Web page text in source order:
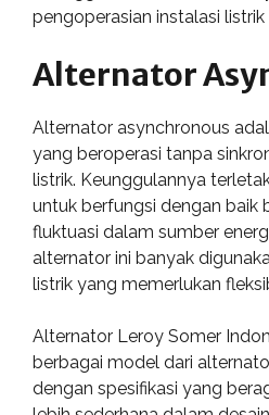
pengoperasian instalasi
Alternator
Alternator asynchronous
yang beroperasi tanpa
listrik. Keunggulannya
untuk berfungsi dengan baik
fluktuasi dalam sumber
alternator ini banyak
listrik yang memerlukan
Alternator Leroy Somer
berbagai model dari
dengan spesifikasi yang